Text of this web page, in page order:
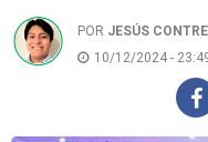
POR JESÚS
10/12/2024 - 23:49